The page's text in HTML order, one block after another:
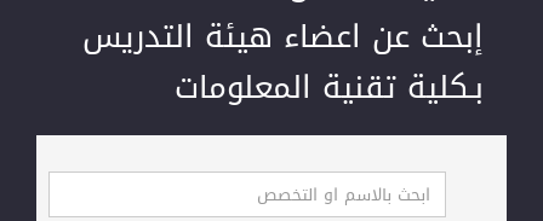
إبحث عن اعضاء هيئة التدريس
بـكلية تقنية المعلومات